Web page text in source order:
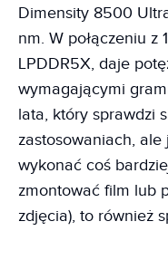
Dimensity 8500
nm. W połączeniu z
LPDDR5X, daje
wymagającymi
lata, który sprawdzi
zastosowaniach,
wykonać coś
zmontować film lub
zdjęcia), to również